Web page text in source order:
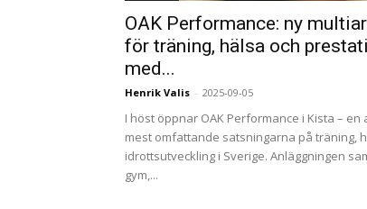
OAK Performance: ny
för träning, hälsa och
med...
Henrik Valis - 2025-09-05
I höst öppnar OAK Performance i Kista – en
mest omfattande satsningarna på träning,
idrottsutveckling i Sverige. Anläggningen
gym,...